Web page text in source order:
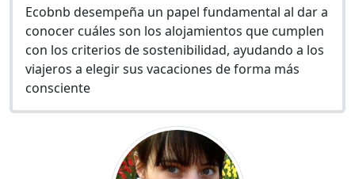
Ecobnb desempeña un papel fundamental al dar a
conocer cuáles son los alojamientos que cumplen
con los criterios de sostenibilidad, ayudando a los
viajeros a elegir sus vacaciones de forma más
consciente